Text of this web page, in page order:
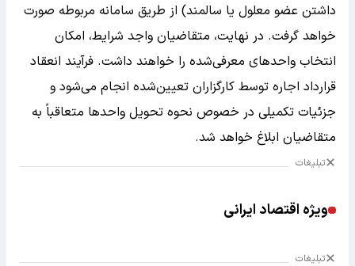
داشتن عضو معلول یا سالمند) از طریق سامانه مربوطه صورت
خواهد گرفت. در نهایت، متقاضیان واجد شرایط، امکان
انتخاب واحد‌های معرفی‌شده را خواهند داشت. فرآیند انعقاد
قرارداد اجاره توسط کارگزاران تعیین‌شده انجام می‌شود و
جزئیات تکمیلی در خصوص نحوه تحویل واحد‌ها متعاقباً به
متقاضیان ابلاغ خواهد شد.
تبلیغات
ویژه اقتصاد ایرانی
تبلیغات